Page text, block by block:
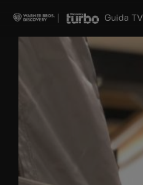
Guida TV